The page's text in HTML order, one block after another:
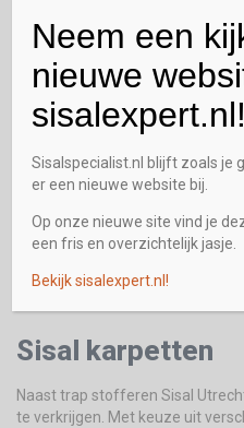
Warmte-
Naast warmte-isolerend krijg je
Utrecht ook direct een warme
natuurlijke kleuren. Sisal is
kan hij zich verzetten tegen de
die normaal gesproken veel
en investeer in duurzaamheid.
Sisal karpetten
Naast trap stofferen Sisal
te verkrijgen. Met keuze uit
Neem een
nieuwe
sisalexpert.nl!
Sisalspecialist.nl blijft zoals je
er een nieuwe website bij.
Op onze nieuwe site vind je
een fris en overzichtelijk jasje.
Bekijk sisalexpert.nl!